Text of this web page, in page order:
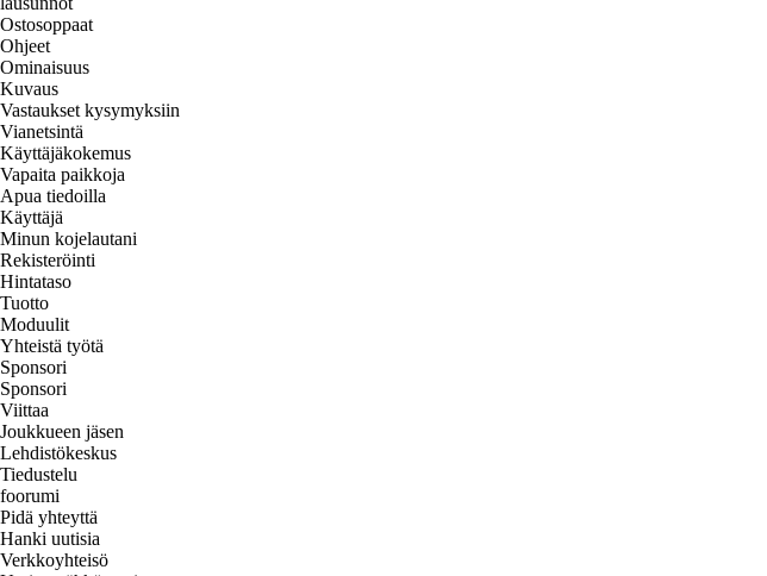
Ostosoppaat
Ohjeet
Ominaisuus
Kuvaus
Vastaukset kysymyksiin
Vianetsintä
Käyttäjäkokemus
Vapaita paikkoja
Apua tiedoilla
Käyttäjä
Minun kojelautani
Rekisteröinti
Hintataso
Tuotto
Moduulit
Yhteistä työtä
Sponsori
Sponsori
Viittaa
Joukkueen jäsen
Lehdistökeskus
Tiedustelu
foorumi
Pidä yhteyttä
Hanki uutisia
Verkkoyhteisö